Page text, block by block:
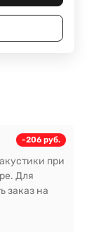
-206 руб.
при
Для
заказ на